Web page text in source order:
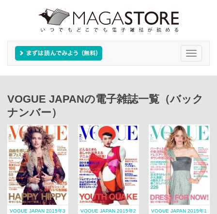
Toggle
VOGUE JAPANの電子雑誌一覧（バック
ナンバー）
VOGUE JAPAN 2015年3
VOGUE JAPAN 2015年2
VOGUE JAPAN 2015年1